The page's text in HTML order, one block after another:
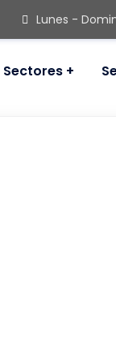
Lunes -
Sectores